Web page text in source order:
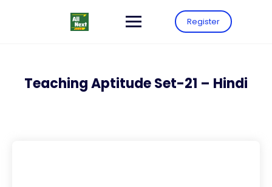
Register
Teaching Aptitude Set-21 – Hindi